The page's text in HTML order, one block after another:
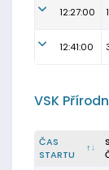
12:27:00 1
12:41:00
VSK
ČAS
STARTU